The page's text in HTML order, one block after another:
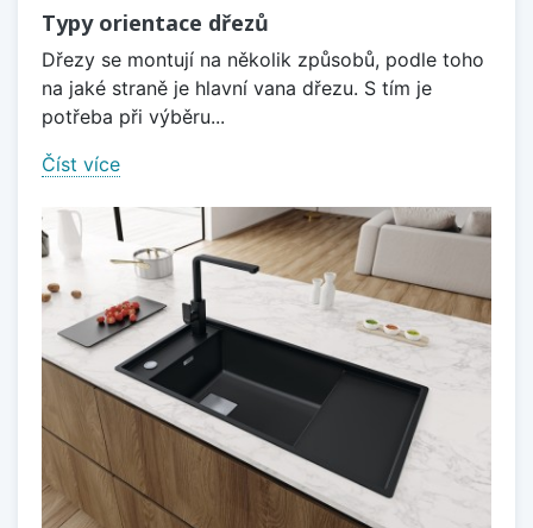
Typy orientace dřezů
Dřezy se montují na několik způsobů, podle toho
na jaké straně je hlavní vana dřezu. S tím je
potřeba při výběru...
Číst více